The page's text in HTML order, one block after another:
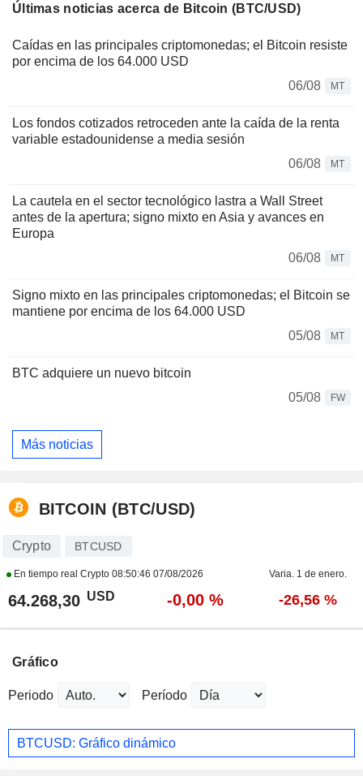
Últimas noticias acerca de Bitcoin (BTC/USD)
Caídas en las principales criptomonedas; el Bitcoin resiste
por encima de los 64.000 USD
06/08
MT
Los fondos cotizados retroceden ante la caída de la renta
variable estadounidense a media sesión
06/08
MT
La cautela en el sector tecnológico lastra a Wall Street
antes de la apertura; signo mixto en Asia y avances en
Europa
06/08
MT
Signo mixto en las principales criptomonedas; el Bitcoin se
mantiene por encima de los 64.000 USD
05/08
MT
BTC adquiere un nuevo bitcoin
05/08
FW
Más noticias
BITCOIN (BTC/USD)
Crypto BTCUSD
En tiempo real Crypto 08:50:46 07/08/2026 Varia. 1 de enero.
64.268,30 USD -0,00 % -26,56 %
Gráfico
Periodo Período
BTCUSD: Gráfico dinámico